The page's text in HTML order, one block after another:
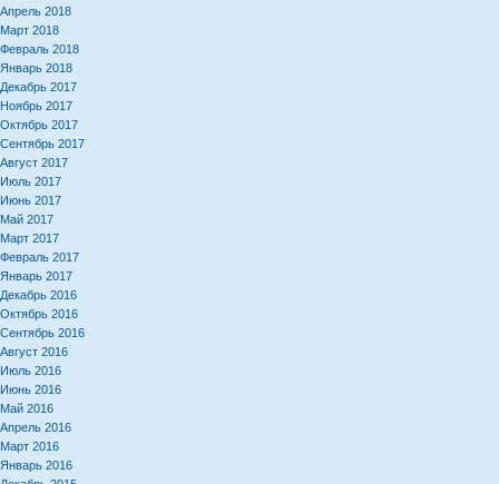
Апрель 2018
Март 2018
Февраль 2018
Январь 2018
Декабрь 2017
Ноябрь 2017
Октябрь 2017
Сентябрь 2017
Август 2017
Июль 2017
Июнь 2017
Май 2017
Март 2017
Февраль 2017
Январь 2017
Декабрь 2016
Октябрь 2016
Сентябрь 2016
Август 2016
Июль 2016
Июнь 2016
Май 2016
Апрель 2016
Март 2016
Январь 2016